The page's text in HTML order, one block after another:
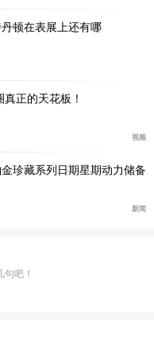
均搭载厚度仅2.53mm
，并使用与表圈直接连
，将整表厚度控制在了
顿在表展上还有哪
正的天花板！
视频
珍藏系列日期星期动力储备
新闻
吧！